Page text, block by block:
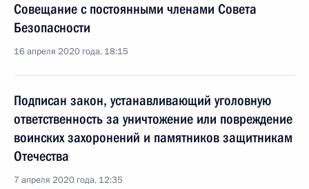
Совещание с постоянными членами Совета
Безопасности
16 апреля 2020 года, 18:15
Подписан закон, устанавливающий уголовную
ответственность за уничтожение или повреждение
воинских захоронений и памятников защитникам
Отечества
7 апреля 2020 года, 12:35